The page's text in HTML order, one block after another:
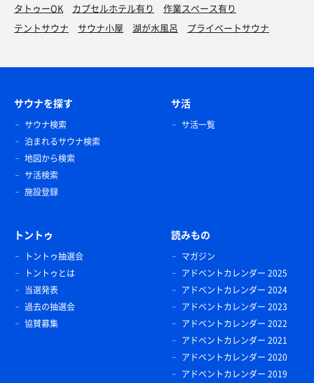
タトゥーOK
カプセルホテル有り
作業スペース有り
テントサウナ
サウナ小屋 湖が水風呂 プライベートサウナ
サウナを探す
サウナ検索
泊まれるサウナ検索
地図から検索
サ活検索
施設登録
サ活
サ活一覧
トントゥ
トントゥ抽選会
トントゥとは
当選発表
過去の抽選会
協賛募集
読みもの
マガジン
アドベントカレンダー 2025
アドベントカレンダー 2024
アドベントカレンダー 2023
アドベントカレンダー 2022
アドベントカレンダー 2021
アドベントカレンダー 2020
アドベントカレンダー 2019